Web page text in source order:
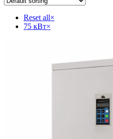
Reset all×
75 кВт×